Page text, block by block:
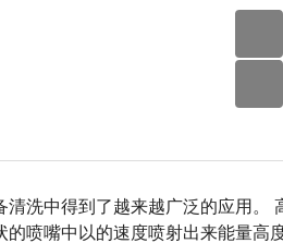
洗中得到了越来越广泛的应用。
喷嘴中以的速度喷射出来能量高